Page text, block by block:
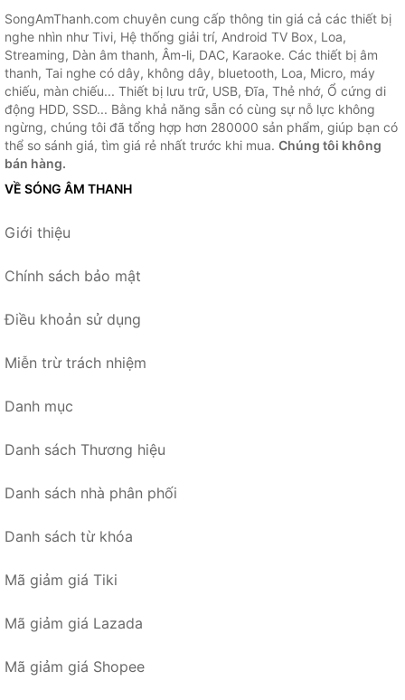
SongAmThanh.com chuyên cung cấp thông tin giá cả các thiết bị
nghe nhìn như Tivi, Hệ thống giải trí, Android TV Box, Loa,
Streaming, Dàn âm thanh, Âm-li, DAC, Karaoke. Các thiết bị âm
thanh, Tai nghe có dây, không dây, bluetooth, Loa, Micro, máy
chiếu, màn chiếu... Thiết bị lưu trữ, USB, Đĩa, Thẻ nhớ, Ổ cứng di
động HDD, SSD... Bằng khả năng sẵn có cùng sự nỗ lực không
ngừng, chúng tôi đã tổng hợp hơn 280000 sản phẩm, giúp bạn có
thể so sánh giá, tìm giá rẻ nhất trước khi mua. Chúng tôi không
bán hàng.
VỀ SÓNG ÂM THANH
Giới thiệu
Chính sách bảo mật
Điều khoản sử dụng
Miễn trừ trách nhiệm
Danh mục
Danh sách Thương hiệu
Danh sách nhà phân phối
Danh sách từ khóa
Mã giảm giá Tiki
Mã giảm giá Lazada
Mã giảm giá Shopee